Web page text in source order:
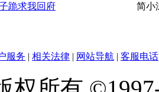
跪求我回府
简小
服务 | 相关法律 | 网站导航 | 客服电话